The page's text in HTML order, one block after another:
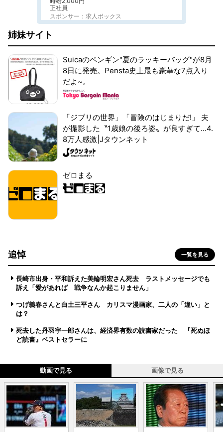
正社員
スポンサー：求人ボックス
姉妹サイト
Suicaのペンギン"夏のラッキーバッグ"が8月
8日に発売。Pensta史上最も豪華な7点入り
だよ~。
「ジブリの世界」「冒険のはじまりだ!」 夫
が撮影した〝1歳娘の後ろ姿〟が良すぎて...4.
8万人感激|Jタウンネット
ゼロまる
追悼 一覧を見る
長崎市出身・平和訴えた美輪明宏さん死去 ラストメッセージでも
訴え「愛があれば 戦争なんか起こりません」
つげ義春さんと白土三平さん カリスマ漫画家、二人の「違い」と
は？
死去した丹羽宇一郎さんは、経済界有数の読書家だった 『死ぬほ
ど読書』ベストセラーに
動画で見る 画像で見る